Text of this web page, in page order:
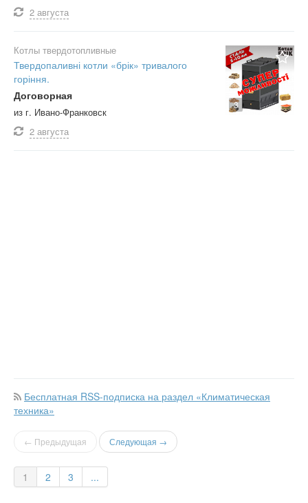
2 августа
3
Котлы твердотопливные
Твердопаливні котли «брік» тривалого
горіння.
Договорная
из г. Ивано-Франковск
2 августа
Бесплатная RSS-подписка на раздел «Климатическая
техника»
← Предыдущая Следующая →
1 2 3 ...